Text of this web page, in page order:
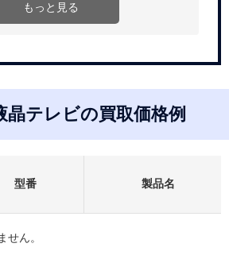
もっと見る
晶テレビの買取価格例
型番 製品名
せん。